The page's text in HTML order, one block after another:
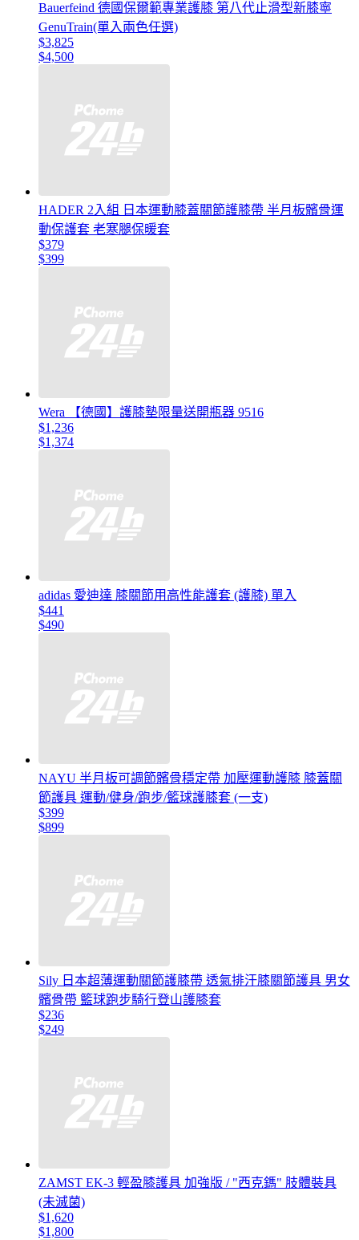
Bauerfeind 德國保爾範專業護膝 第八代止滑型新膝寧
GenuTrain(單入兩色任選)
$3,825
$4,500
HADER 2入組 日本運動膝蓋關節護膝帶 半月板髕骨運
動保護套 老寒腿保暖套
$379
$399
Wera 【德國】護膝墊限量送開瓶器 9516
$1,236
$1,374
adidas 愛迪達 膝關節用高性能護套 (護膝) 單入
$441
$490
NAYU 半月板可調節髕骨穩定帶 加壓運動護膝 膝蓋關
節護具 運動/健身/跑步/籃球護膝套 (一支)
$399
$899
Sily 日本超薄運動關節護膝帶 透氣排汗膝關節護具 男女
髕骨帶 籃球跑步騎行登山護膝套
$236
$249
ZAMST EK-3 輕盈膝護具 加強版 / "西克鎷" 肢體裝具
(未滅菌)
$1,620
$1,800